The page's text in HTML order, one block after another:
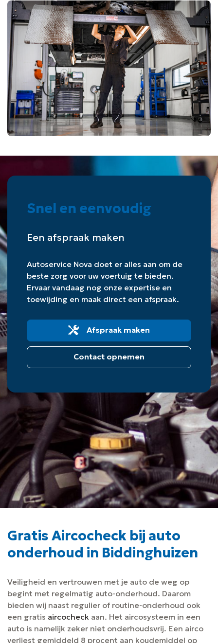
Snel en eenvoudig
Een afspraak maken
Autoservice Nova doet er alles aan om de
beste zorg voor uw voertuig te bieden.
Ervaar vandaag nog onze expertise en
toewijding en maak direct een afspraak.
Afspraak maken
Contact opnemen
Gratis Aircocheck bij auto
onderhoud in Biddinghuizen
Veiligheid en vertrouwen met je auto de weg op
begint met regelmatig auto-onderhoud. Daarom
bieden wij naast regulier of routine-onderhoud ook
een gratis aircocheck aan. Het aircosysteem in een
auto is namelijk zeker niet onderhoudsvrij. Een airco
verliest gemiddeld 8 procent aan koudemiddel op